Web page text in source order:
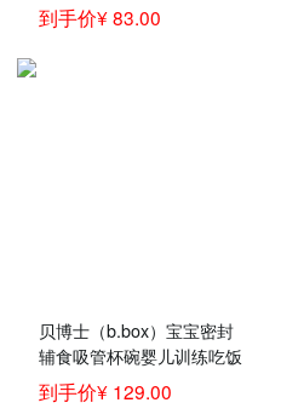
盘耐摔防滑碗
到手价¥ 83.00
贝博士（b.box）宝宝密封
辅食吸管杯碗婴儿训练吃饭
喝汤叉勺子保温碗套装零食
碗澳洲bbox儿童餐具 黄灰
到手价¥ 129.00